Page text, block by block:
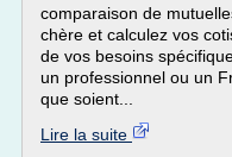
comparaison de
chère et calculez vos
de vos besoins
un professionnel ou un
que soient...
Lire la suite